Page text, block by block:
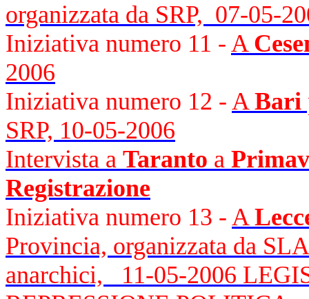
organizzata da SRP, 07-05-
Iniziativa numero 11 - A
2006
Iniziativa numero 12 - ABari
SRP, 10-05-2006
Intervista a Taranto a
Registrazione
Iniziativa numero 13 - A
Provincia, organizzata da
anarchici,
11-05-2006